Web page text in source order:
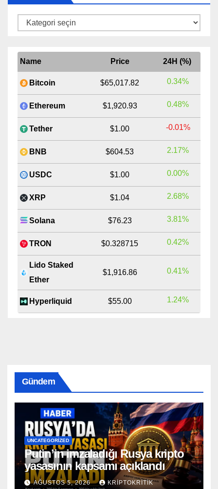
Kategoriler
Name Price 24H (%)
Bitcoin $65,017.82 0.34%
Ethereum $1,920.93 0.48%
Tether $1.00 -0.01%
BNB $604.53 2.17%
USDC $1.00 0.00%
XRP $1.04 2.68%
Solana $76.23 3.81%
TRON $0.328715 0.42%
Lido Staked
Ether
$1,916.86 0.41%
Hyperliquid $55.00 1.24%
Gündem
UNCATEGORIZED
Putin’in imzaladığı Rusya kripto
yasasının kapsamı açıklandı
AĞUSTOS 5, 2026 KRIPTOKRITIK